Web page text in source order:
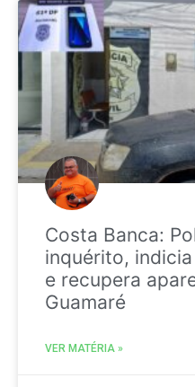
Costa Banca:
inquérito,
e recupera
Guamaré
VER MATÉRIA »